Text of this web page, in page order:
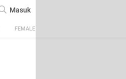
Masuk
FEMALE